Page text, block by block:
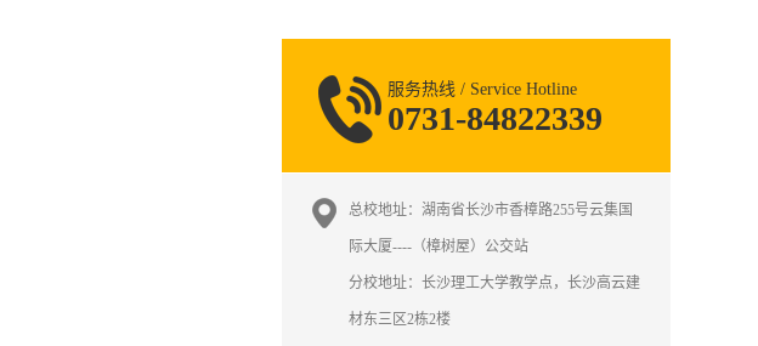
烟、照明、材料耐脏耐磨• 办公空间：
水...
服务热线 / Service Hotline
0731-84822339
总校地址：湖南省长沙市香樟路255号云集国
际大厦----（樟树屋）公交站
分校地址：长沙理工大学教学点，长沙高云建
材东三区2栋2楼